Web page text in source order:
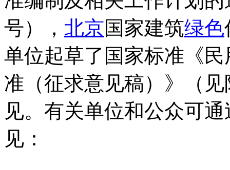
号）， 北京国家建筑绿色
单位起草了国家标准《
准（征求意见稿）》（
见。有关单位和公众可
见：